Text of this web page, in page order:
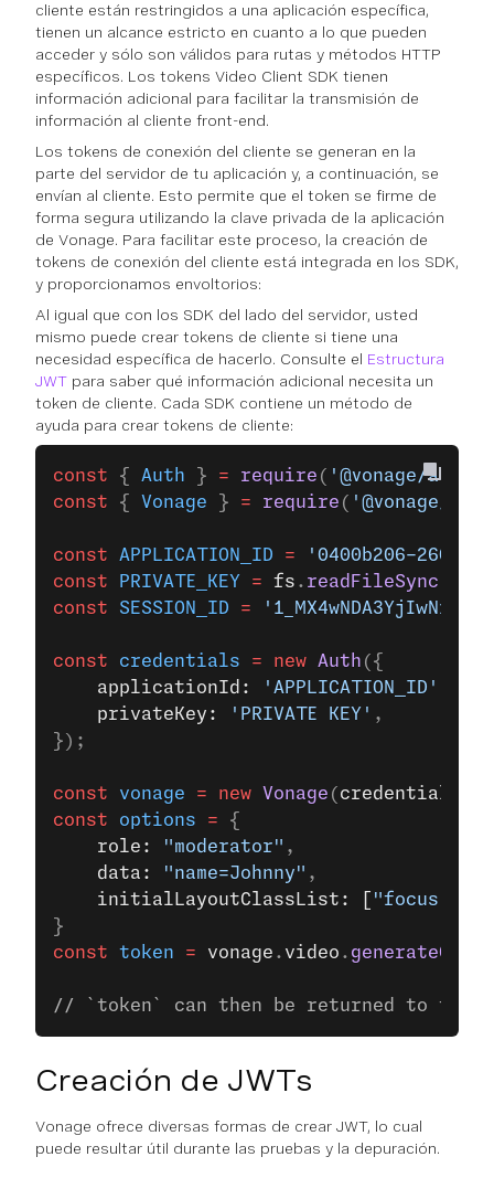
cliente están restringidos a una aplicación específica,
tienen un alcance estricto en cuanto a lo que pueden
acceder y sólo son válidos para rutas y métodos HTTP
específicos. Los tokens Video Client SDK tienen
información adicional para facilitar la transmisión de
información al cliente front-end.
Los tokens de conexión del cliente se generan en la
parte del servidor de tu aplicación y, a continuación, se
envían al cliente. Esto permite que el token se firme de
forma segura utilizando la clave privada de la aplicación
de Vonage. Para facilitar este proceso, la creación de
tokens de conexión del cliente está integrada en los SDK,
y proporcionamos envoltorios:
Al igual que con los SDK del lado del servidor, usted
mismo puede crear tokens de cliente si tiene una
necesidad específica de hacerlo. Consulte el Estructura
JWT para saber qué información adicional necesita un
token de cliente. Cada SDK contiene un método de
ayuda para crear tokens de cliente:
const { Auth } = require ( '@vonage/auth'
const { Vonage } = require ( '@vonage/
const APPLICATION_ID = '0400b206-2602-
const PRIVATE_KEY = fs . readFileSync
const SESSION_ID =
const credentials = new Auth ({
    applicationId:
'APPLICATION_ID'
    privateKey:
'PRIVATE KEY' ,
});
const vonage = new Vonage ( credentials
const options = {
    role:
"moderator" ,
    data:
"name=Johnny" ,
    initialLayoutClassList: [
"focus"
}
const token = vonage . video .
// `token` can then be returned to the
Creación de JWTs
Vonage ofrece diversas formas de crear JWT, lo cual
puede resultar útil durante las pruebas y la depuración.